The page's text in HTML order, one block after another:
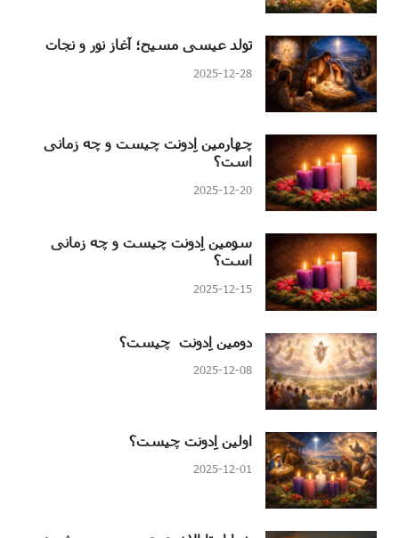
تولد عیسی مسیح؛ آغاز نور و نجات
2025-12-28
چهارمین اِدونت چیست و چه زمانی
است؟
2025-12-20
سومین اِدونت چیست و چه زمانی
است؟
2025-12-15
دومین اِدونت چیست؟
2025-12-08
اولین اِدونت چیست؟
2025-12-01